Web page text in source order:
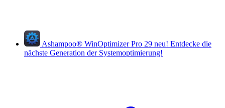
Ashampoo® WinOptimizer Pro 29 neu! Entdecke die
nächste Generation der Systemoptimierung!